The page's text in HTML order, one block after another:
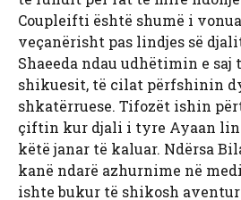
Coupleifti është shumë i
veçanërisht pas lindjes së
Shaeeda ndau udhëtimin e saj
shikuesit, të cilat përfshinin
shkatërruese. Tifozët ishin
çiftin kur djali i tyre Ayaan
këtë janar të kaluar. Ndërsa
kanë ndarë azhurnime në
ishte bukur të shikosh